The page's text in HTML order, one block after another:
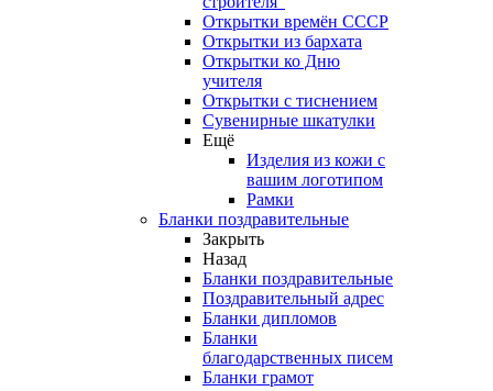
Открытки времён СССР
Открытки из бархата
Открытки ко Дню
учителя
Открытки с тиснением
Сувенирные шкатулки
Ещё
Изделия из кожи с
вашим логотипом
Рамки
Бланки поздравительные
Закрыть
Назад
Бланки поздравительные
Поздравительный адрес
Бланки дипломов
Бланки
благодарственных писем
Бланки грамот